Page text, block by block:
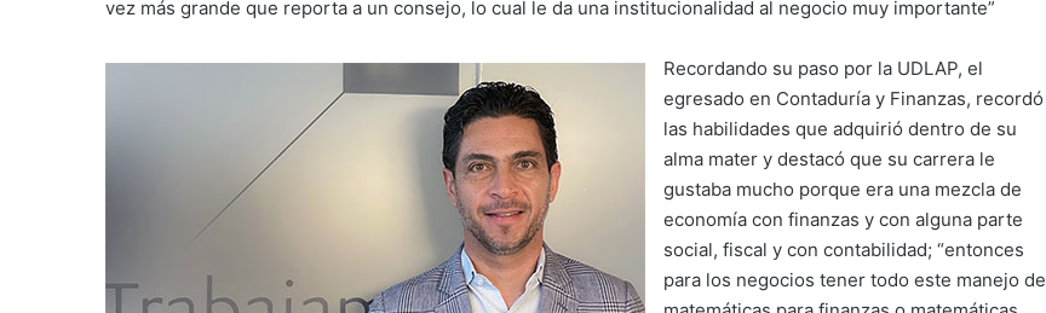
vez más grande que reporta a un consejo, lo cual le da una institucionalidad al negocio muy importante”
Recordando su paso por la UDLAP, el
egresado en Contaduría y Finanzas, recordó
las habilidades que adquirió dentro de su
alma mater y destacó que su carrera le
gustaba mucho porque era una mezcla de
economía con finanzas y con alguna parte
social, fiscal y con contabilidad; “entonces
para los negocios tener todo este manejo de